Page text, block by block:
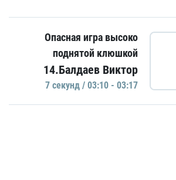
Опасная игра высоко
поднятой клюшкой
14.Балдаев Виктор
7 секунд / 03:10 - 03:17